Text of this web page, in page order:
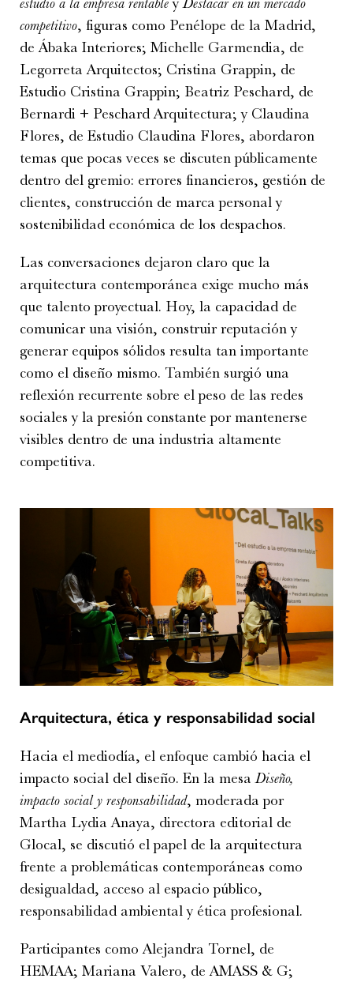
competitivo, figuras como Penélope de la Madrid,
de Ábaka Interiores; Michelle Garmendia, de
Legorreta Arquitectos; Cristina Grappin, de
Estudio Cristina Grappin; Beatriz Peschard, de
Bernardi + Peschard Arquitectura; y Claudina
Flores, de Estudio Claudina Flores, abordaron
temas que pocas veces se discuten públicamente
dentro del gremio: errores financieros, gestión de
clientes, construcción de marca personal y
sostenibilidad económica de los despachos.
Las conversaciones dejaron claro que la
arquitectura contemporánea exige mucho más
que talento proyectual. Hoy, la capacidad de
comunicar una visión, construir reputación y
generar equipos sólidos resulta tan importante
como el diseño mismo. También surgió una
reflexión recurrente sobre el peso de las redes
sociales y la presión constante por mantenerse
visibles dentro de una industria altamente
competitiva.
Arquitectura, ética y responsabilidad social
Hacia el mediodía, el enfoque cambió hacia el
impacto social del diseño. En la mesaDiseño,
impacto social y responsabilidad, moderada por
Martha Lydia Anaya, directora editorial de
Glocal, se discutió el papel de la arquitectura
frente a problemáticas contemporáneas como
desigualdad, acceso al espacio público,
responsabilidad ambiental y ética profesional.
Participantes como Alejandra Tornel, de
HEMAA; Mariana Valero, de AMASS & G;